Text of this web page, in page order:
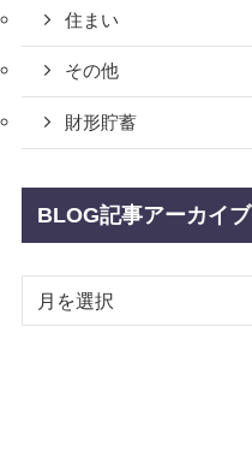
住まい
その他
財形貯蓄
BLOG記事アーカイブ
BLOG